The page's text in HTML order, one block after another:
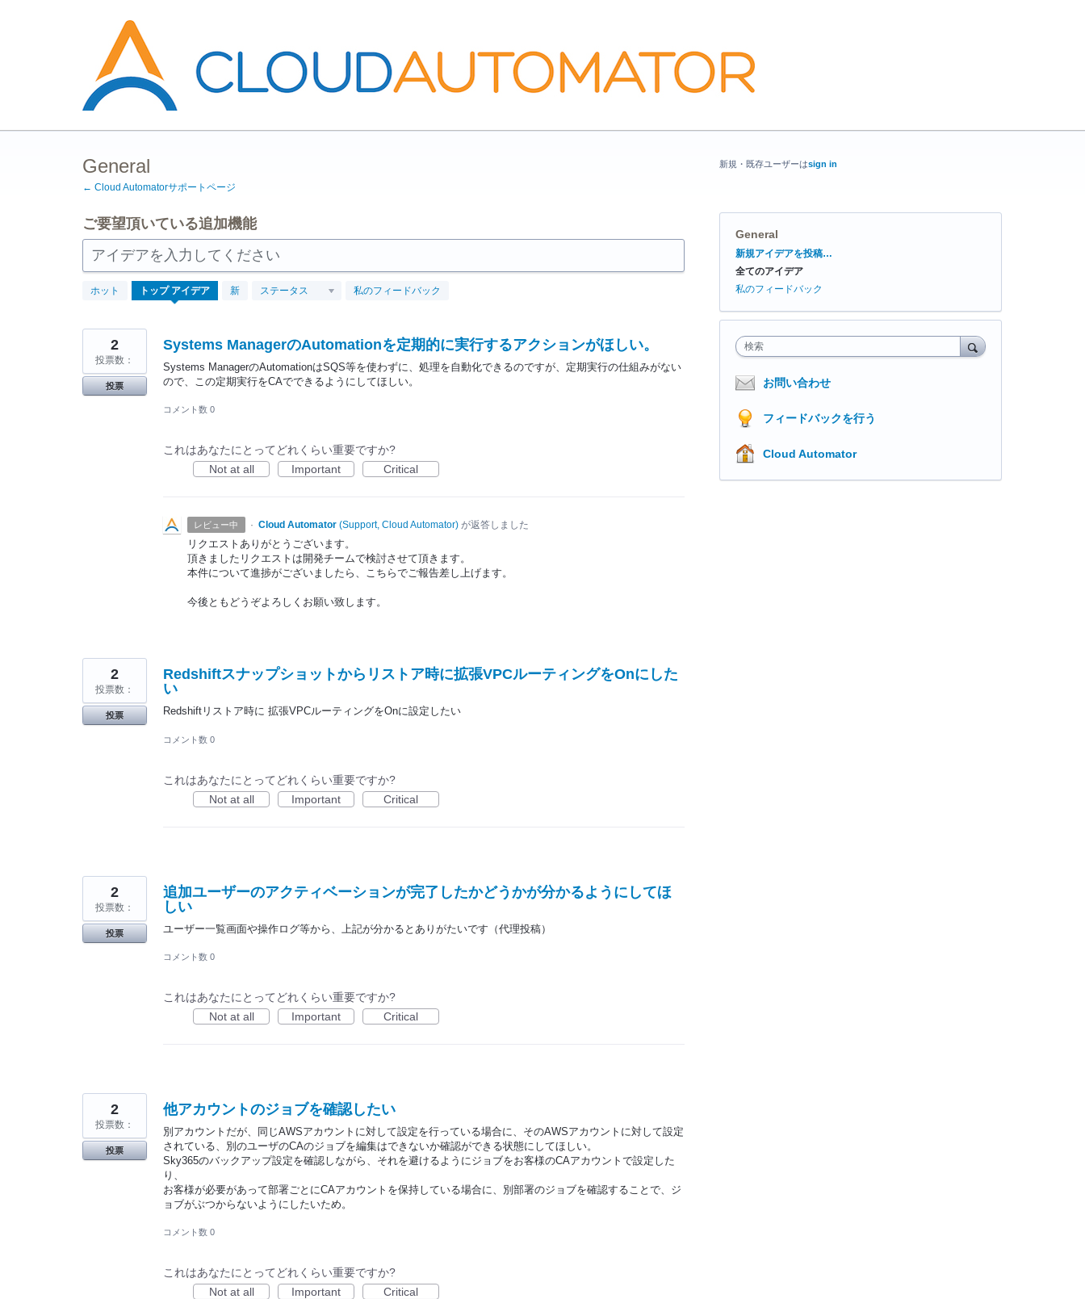
General
← Cloud Automatorサポートページ
ご要望頂いている追加機能
アイデアを入力してください
ホット トップ アイデア 新 ステータス 私のフィードバック
157
見
っ
Systems ManagerのAutomationを定期的に実行するアクションがほしい。
Systems ManagerのAutomationはSQS等を使わずに、処理を自動化できるのですが、定期実行の仕組みがない
ので、この定期実行をCAでできるようにしてほしい。
2
投票数：
投票
コメント数 0
これはあなたにとってどれくらい重要ですか?
Not at all
Important Critical
レビュー中 · Cloud Automator (Support, Cloud Automator)が返答しました
リクエストありがとうございます。
頂きましたリクエストは開発チームで検討させて頂きます。
本件について進捗がございましたら、こちらでご報告差し上げます。
今後ともどうぞよろしくお願い致します。
Redshiftスナップショットからリストア時に拡張VPCルーティングをOnにした
い
Redshiftリストア時に 拡張VPCルーティングをOnに設定したい
2
投票数：
投票
コメント数 0
これはあなたにとってどれくらい重要ですか?
Not at all
Important Critical
追加ユーザーのアクティベーションが完了したかどうかが分かるようにしてほ
しい
ユーザー一覧画面や操作ログ等から、上記が分かるとありがたいです（代理投稿）
2
投票数：
投票
コメント数 0
これはあなたにとってどれくらい重要ですか?
Not at all
Important Critical
他アカウントのジョブを確認したい
別アカウントだが、同じAWSアカウントに対して設定を行っている場合に、そのAWSアカウントに対して設定
されている、別のユーザのCAのジョブを編集はできないか確認ができる状態にしてほしい。
Sky365のバックアップ設定を確認しながら、それを避けるようにジョブをお客様のCAアカウントで設定した
り、
お客様が必要があって部署ごとにCAアカウントを保持している場合に、別部署のジョブを確認することで、ジ
ョブがぶつからないようにしたいため。
2
投票数：
投票
コメント数 0
これはあなたにとってどれくらい重要ですか?
Not at all
Important Critical
新規・既存ユーザーはsign in
General
カ
ゴ
リ
新規アイデアを投稿…
全てのアイデア
私のフィードバック
検索
お問い合わせ
フィードバックを行う
Cloud Automator